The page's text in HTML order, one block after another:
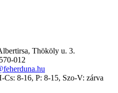
Thököly u. 3.
012
Cs: 8-16, P: 8-15, Szo-V: zárva